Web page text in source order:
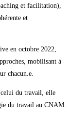
et facilitation),
et
en octobre 2022,
mobilisant à
chacun.e.
celui du travail, elle
du travail au CNAM.